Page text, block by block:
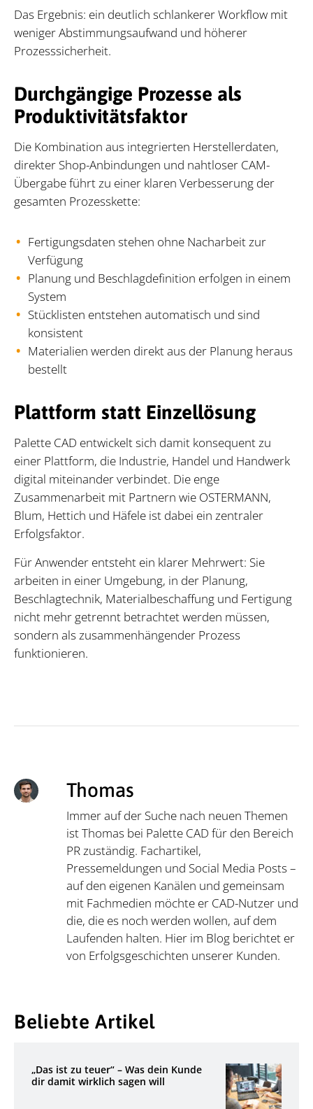
Das Ergebnis: ein deutlich schlankerer Workflow mit
weniger Abstimmungsaufwand und höherer
Prozesssicherheit.
Durchgängige Prozesse als
Produktivitätsfaktor
Die Kombination aus integrierten Herstellerdaten,
direkter Shop-Anbindungen und nahtloser CAM-
Übergabe führt zu einer klaren Verbesserung der
gesamten Prozesskette:
Fertigungsdaten stehen ohne Nacharbeit zur
Verfügung
Planung und Beschlagdefinition erfolgen in einem
System
Stücklisten entstehen automatisch und sind
konsistent
Materialien werden direkt aus der Planung heraus
bestellt
Plattform statt Einzellösung
Palette CAD entwickelt sich damit konsequent zu
einer Plattform, die Industrie, Handel und Handwerk
digital miteinander verbindet. Die enge
Zusammenarbeit mit Partnern wie OSTERMANN,
Blum, Hettich und Häfele ist dabei ein zentraler
Erfolgsfaktor.
Für Anwender entsteht ein klarer Mehrwert: Sie
arbeiten in einer Umgebung, in der Planung,
Beschlagtechnik, Materialbeschaffung und Fertigung
nicht mehr getrennt betrachtet werden müssen,
sondern als zusammenhängender Prozess
funktionieren.
Thomas
Immer auf der Suche nach neuen Themen
ist Thomas bei Palette CAD für den Bereich
PR zuständig. Fachartikel,
Pressemeldungen und Social Media Posts –
auf den eigenen Kanälen und gemeinsam
mit Fachmedien möchte er CAD-Nutzer und
die, die es noch werden wollen, auf dem
Laufenden halten. Hier im Blog berichtet er
von Erfolgsgeschichten unserer Kunden.
Beliebte Artikel
„Das ist zu teuer“ – Was dein Kunde
dir damit wirklich sagen will